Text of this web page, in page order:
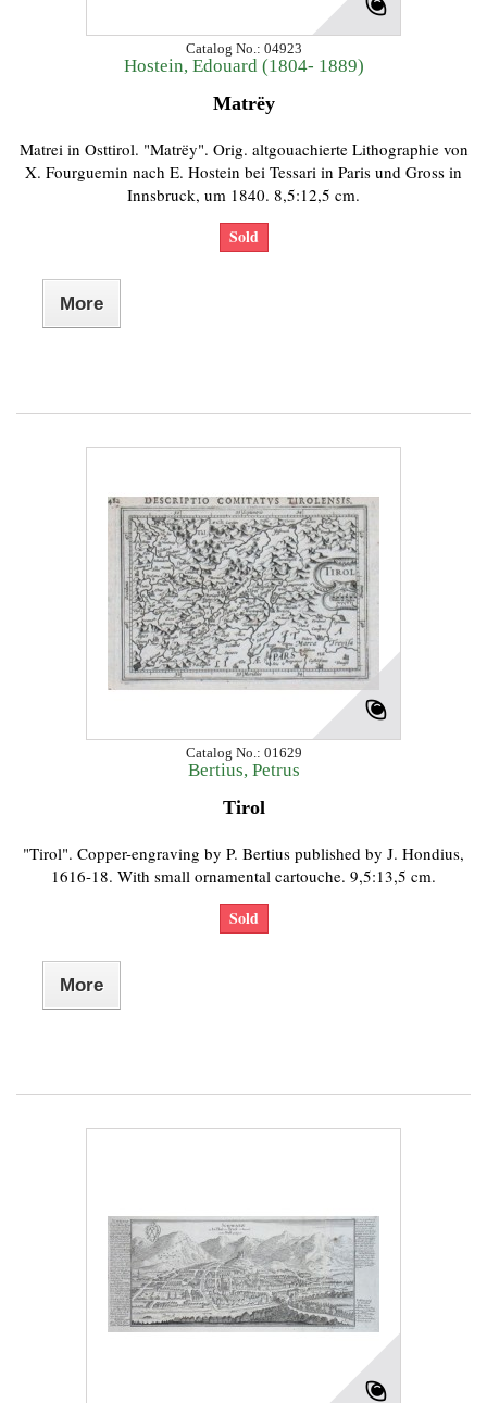
Catalog No.: 04923
Hostein, Edouard (1804- 1889)
Matrëy
Matrei in Osttirol. "Matrëy". Orig. altgouachierte Lithographie von
X. Fourguemin nach E. Hostein bei Tessari in Paris und Gross in
Innsbruck, um 1840. 8,5:12,5 cm.
Sold
More
Catalog No.: 01629
Bertius, Petrus
Tirol
"Tirol". Copper-engraving by P. Bertius published by J. Hondius,
1616-18. With small ornamental cartouche. 9,5:13,5 cm.
Sold
More